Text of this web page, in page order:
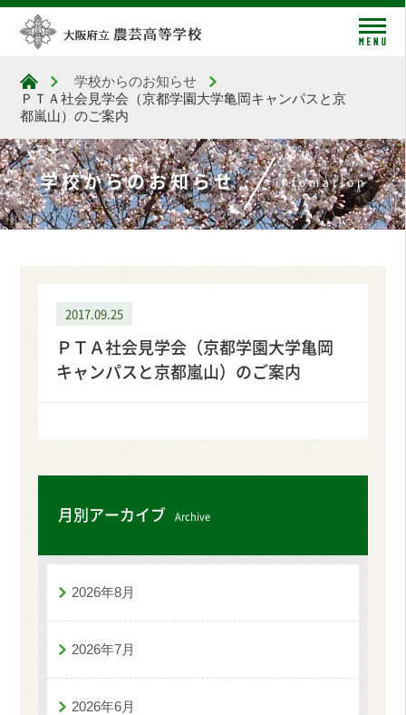
大阪府立農芸高等学校
学校からのお知らせ
ＰＴＡ社会見学会（京都学園大学亀岡キャンパスと京
都嵐山）のご案内
学校からのお知らせ infomation
2017.09.25
ＰＴＡ社会見学会（京都学園大学亀岡
キャンパスと京都嵐山）のご案内
月別アーカイブ Archive
2026年8月
2026年7月
2026年6月